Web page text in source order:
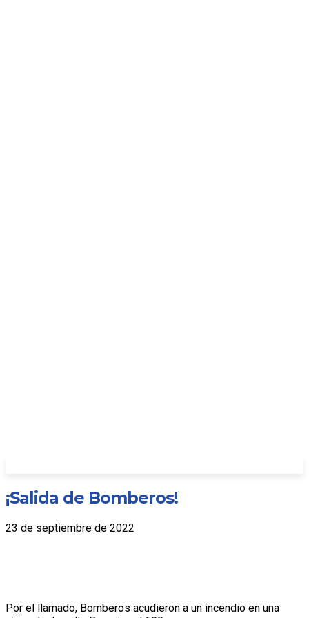
¡Salida de Bomberos!
23 de septiembre de 2022
Por el llamado, Bomberos acudieron a un incendio en una